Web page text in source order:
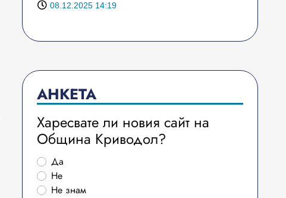
08.12.2025 14:19
АНКЕТА
Харесвате ли новия сайт на
Община Криводол?
Да
Не
Не знам